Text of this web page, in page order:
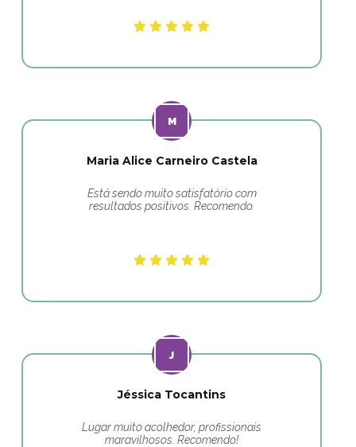
Maria Alice Carneiro Castela
Está sendo muito satisfatório com
resultados positivos. Recomendo.
Jéssica Tocantins
Lugar muito acolhedor, profissionais
maravilhosos. Recomendo!